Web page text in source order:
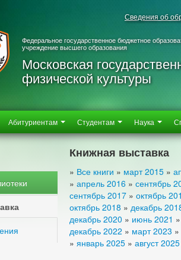
Сведения об
Федеральное государственное бюджетное
учреждение высшего образования
Московская
физической культуры
Абитуриентам Студентам Наука
Книжная выставка
» Все книги » март 2015 »
» апрель 2016 » сентябрь
сентябрь 2017 » октябрь
октябрь 2018 » декабрь
декабрь 2020 » июнь 2021
декабрь 2022 » март 2023 »
» январь 2025 » август 2025